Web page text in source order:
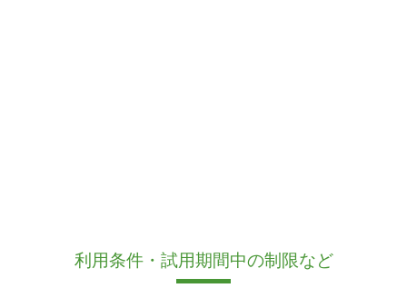
利用条件・試用期間中の制限など